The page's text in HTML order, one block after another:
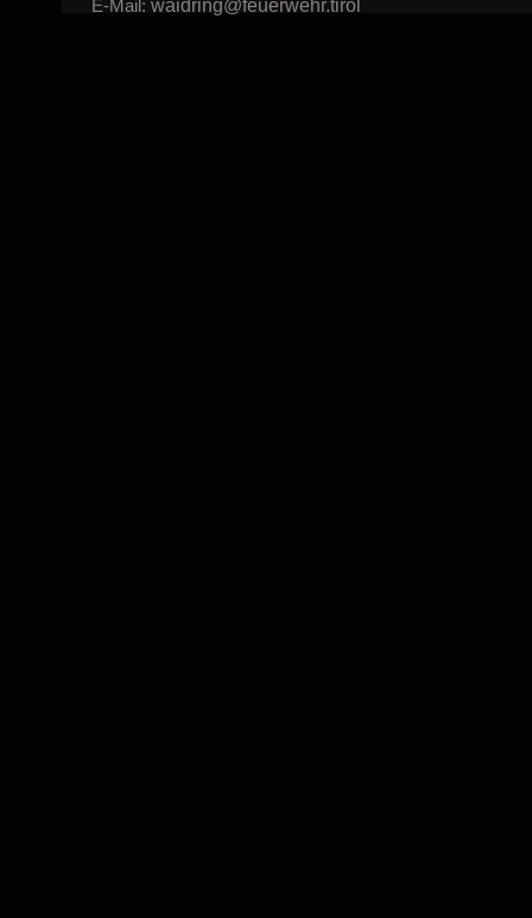
E-Mail: waidring@feuerwehr.tirol